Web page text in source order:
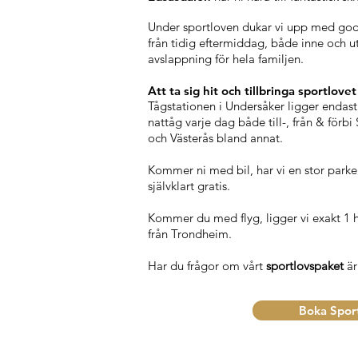
Under sportloven dukar vi upp med
från tidig eftermiddag, både inne och
avslappning för hela familjen.
Att ta sig hit och tillbringa
Tågstationen i Undersåker ligger
nattåg varje dag både till-, från &
och Västerås bland annat.
Kommer ni med bil, har vi en stor
självklart gratis.
Kommer du med flyg, ligger vi exakt 1
från Trondheim.
Har du frågor om vårt sportlovspaket
Boka